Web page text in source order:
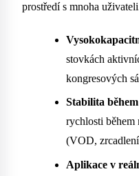
prostředí s mnoha
stovkách
kongresových
Stabilita
rychlosti během
(VOD,
Aplikace v